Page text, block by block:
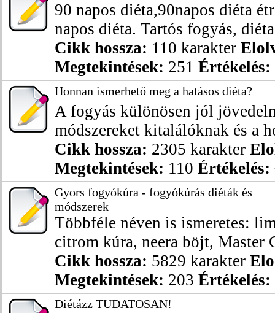
90 napos diéta,90napos diéta
napos diéta. Tartós fogyás,
Cikk hossza: 110 karakter
Megtekintések: 251 Értékelés:
Honnan ismerhető meg a hatásos diéta?
A fogyás különösen jól
módszereket kitalálóknak és a
Cikk hossza: 2305 karakter
Megtekintések: 110 Értékelés:
Gyors fogyókúra - fogyókúrás diéták és
módszerek
Többféle néven is ismeretes:
citrom kúra, neera böjt, Master
Cikk hossza: 5829 karakter
Megtekintések: 203 Értékelés:
Diétázz TUDATOSAN!